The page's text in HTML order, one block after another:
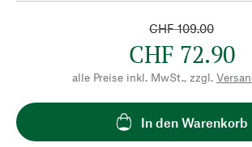
CHF 109.00
CHF 72.90
alle Preise inkl. MwSt., zzgl.
In den Warenkorb